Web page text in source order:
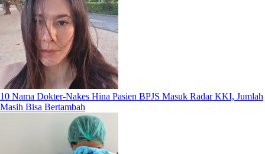
10 Nama Dokter-Nakes Hina Pasien BPJS Masuk Radar KKI, Jumlah
Masih Bisa Bertambah